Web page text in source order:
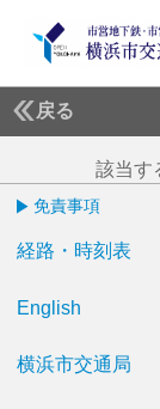
戻る
該当す
免責事項
経路・時刻表
English
横浜市交通局